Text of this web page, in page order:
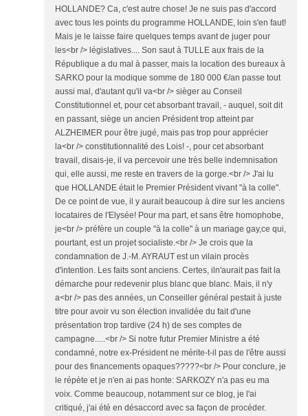
HOLLANDE? Ca, c'est autre chose! Je ne suis pas d'accord
avec tous les points du programme HOLLANDE, loin s'en faut!
Mais je le laisse faire quelques temps avant de juger pour
les<br /> législatives.... Son saut à TULLE aux frais de la
République a du mal à passer, mais la location des bureaux à
SARKO pour la modique somme de 180 000 €/an passe tout
aussi mal, d'autant qu'il va<br /> sièger au Conseil
Constitutionnel et, pour cet absorbant travail, - auquel, soit dit
en passant, siège un ancien Président trop atteint par
ALZHEIMER pour être jugé, mais pas trop pour apprécier
la<br /> constitutionnalité des Lois! -, pour cet absorbant
travail, disais-je, il va percevoir une très belle indemnisation
qui, elle aussi, me reste en travers de la gorge.<br /> J'ai lu
que HOLLANDE était le Premier Président vivant "à la colle".
De ce point de vue, il y aurait beaucoup à dire sur les anciens
locataires de l'Elysée! Pour ma part, et sans être homophobe,
je<br /> préfère un couple "à la colle" à un mariage gay,ce qui,
pourtant, est un projet socialiste.<br /> Je crois que la
condamnation de J.-M. AYRAUT est un vilain procès
d'intention. Les faits sont anciens. Certes, iln'aurait pas fait la
démarche pour redevenir plus blanc que blanc. Mais, il n'y
a<br /> pas des années, un Conseiller général pestait à juste
titre pour avoir vu son élection invalidée du fait d'une
présentation trop tardive (24 h) de ses comptes de
campagne.....<br /> Si notre futur Premier Ministre a été
condamné, notre ex-Président ne mérite-t-il pas de l'être aussi
pour des financements opaques?????<br /> Pour conclure, je
le répète et je n'en ai pas honte: SARKOZY n'a pas eu ma
voix. Comme beaucoup, notamment sur ce blog, je l'ai
critiqué, j'ai été en désaccord avec sa façon de procéder.